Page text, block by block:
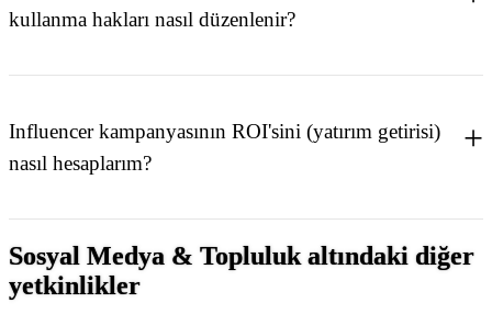
kullanma hakları nasıl düzenlenir?
Influencer kampanyasının ROI'sini (yatırım getirisi)
nasıl hesaplarım?
Sosyal Medya & Topluluk altındaki diğer
yetkinlikler